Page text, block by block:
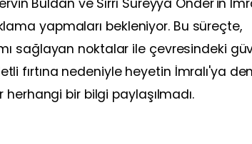
Buldan ve Sırrı Süreyya Önder'in
yapmaları bekleniyor. Bu süreçte,
sağlayan noktalar ile çevresindeki
fırtına nedeniyle heyetin İmralı'ya
bir bilgi paylaşılmadı.